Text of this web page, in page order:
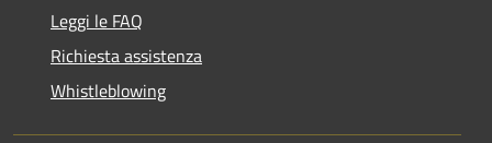
Leggi le FAQ
Richiesta assistenza
Whistleblowing